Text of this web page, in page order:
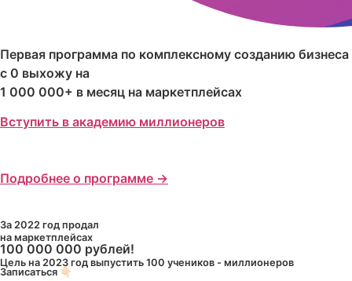
Первая программа по комплексному созданию бизнеса
с 0 выхожу на
1 000 000+ в месяц на маркетплейсах
Вступить в академию миллионеров
Подробнее о программе →
За 2022 год продал
на маркетплейсах
100 000 000 рублей!
Цель на 2023 год выпустить 100 учеников - миллионеров
Записаться 👇🏻